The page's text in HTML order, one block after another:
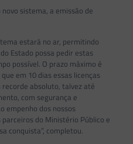
sistema, a emissão de
estará no ar, permitindo
Estado possa pedir estas
possível. O prazo máximo é
em 10 dias essas licenças
absoluto, talvez até
com segurança e
empenho dos nossos
do Ministério Público e
conquista”, completou.